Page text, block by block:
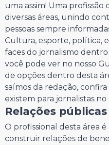
uma assim! Uma
diversas áreas, unindo
pessoas sempre
Cultura, esporte, política,
faces do jornalismo
você pode ver no nosso
de opções dentro desta
saímos da redação,
existem para jornalistas no
Relações públicas
O profissional desta área
construir relações de